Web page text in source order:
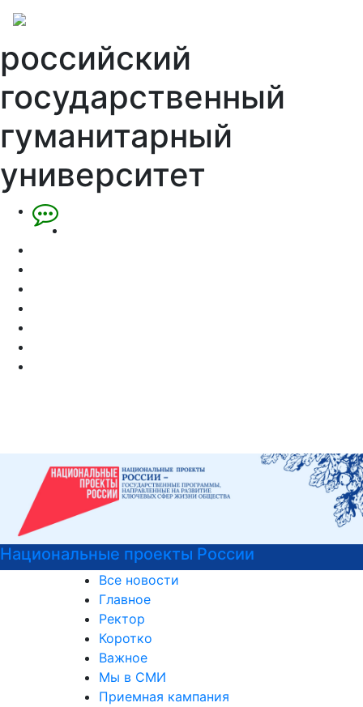
российский
государственный
гуманитарный
университет
проекты России
Все новости
Главное
Ректор
Коротко
Важное
Мы в СМИ
Приемная кампания